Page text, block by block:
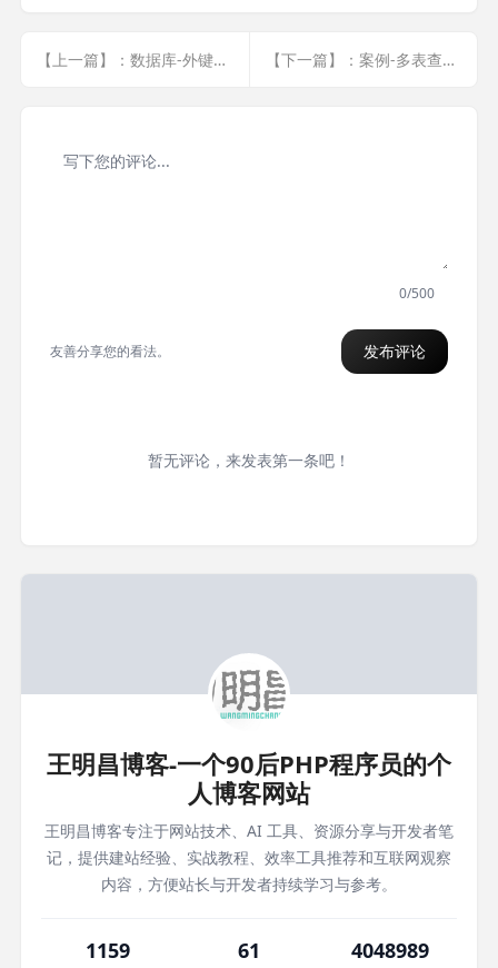
【上一篇】：数据库-外键+视图+存储过程+触发器 【下一篇】：案例-多表查询、子查询实例02（有答案）
0/500
友善分享您的看法。 发布评论
暂无评论，来发表第一条吧！
王明昌博客-一个90后PHP程序员的个
人博客网站
王明昌博客专注于网站技术、AI 工具、资源分享与开发者笔
记，提供建站经验、实战教程、效率工具推荐和互联网观察
内容，方便站长与开发者持续学习与参考。
1159 61 4048989